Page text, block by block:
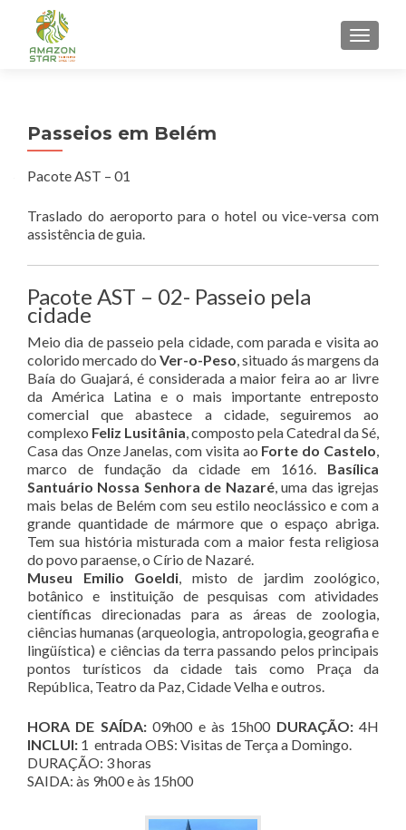
Passeios em Belém
Pacote AST – 01
Traslado do aeroporto para o hotel ou vice-versa com
assistência de guia.
Pacote AST – 02- Passeio pela
cidade
Meio dia de passeio pela cidade, com parada e visita ao
colorido mercado do Ver-o-Peso, situado ás margens da
Baía do Guajará, é considerada a maior feira ao ar livre
da América Latina e o mais importante entreposto
comercial que abastece a cidade, seguiremos ao
complexo Feliz Lusitânia, composto pela Catedral da Sé,
Casa das Onze Janelas, com visita ao Forte do Castelo,
marco de fundação da cidade em 1616. Basílica
Santuário Nossa Senhora de Nazaré, uma das igrejas
mais belas de Belém com seu estilo neoclássico e com a
grande quantidade de mármore que o espaço abriga.
Tem sua história misturada com a maior festa religiosa
do povo paraense, o Círio de Nazaré.
Museu Emilio Goeldi, misto de jardim zoológico,
botânico e instituição de pesquisas com atividades
científicas direcionadas para as áreas de zoologia,
ciências humanas (arqueologia, antropologia, geografia e
lingüística) e ciências da terra passando pelos principais
pontos turísticos da cidade tais como Praça da
República, Teatro da Paz, Cidade Velha e outros.
HORA DE SAÍDA:09h00 e às 15h00 DURAÇÃO:4H
INCLUI: 1 entrada OBS: Visitas de Terça a Domingo.
DURAÇÃO: 3 horas
SAIDA: às 9h00 e às 15h00